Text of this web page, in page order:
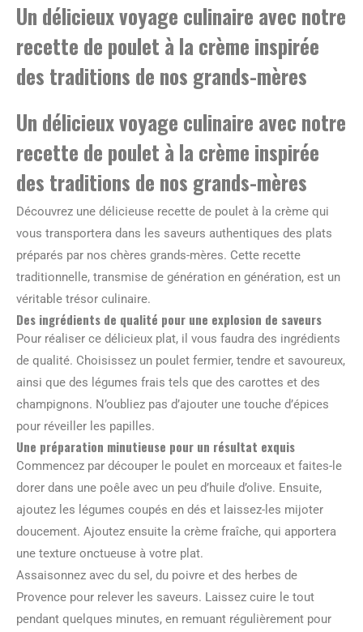
Un délicieux voyage culinaire avec notre
recette de poulet à la crème inspirée
des traditions de nos grands-mères
Un délicieux voyage culinaire avec notre
recette de poulet à la crème inspirée
des traditions de nos grands-mères
Découvrez une délicieuse recette de poulet à la crème qui
vous transportera dans les saveurs authentiques des plats
préparés par nos chères grands-mères. Cette recette
traditionnelle, transmise de génération en génération, est un
véritable trésor culinaire.
Des ingrédients de qualité pour une explosion de saveurs
Pour réaliser ce délicieux plat, il vous faudra des ingrédients
de qualité. Choisissez un poulet fermier, tendre et savoureux,
ainsi que des légumes frais tels que des carottes et des
champignons. N’oubliez pas d’ajouter une touche d’épices
pour réveiller les papilles.
Une préparation minutieuse pour un résultat exquis
Commencez par découper le poulet en morceaux et faites-le
dorer dans une poêle avec un peu d’huile d’olive. Ensuite,
ajoutez les légumes coupés en dés et laissez-les mijoter
doucement. Ajoutez ensuite la crème fraîche, qui apportera
une texture onctueuse à votre plat.
Assaisonnez avec du sel, du poivre et des herbes de
Provence pour relever les saveurs. Laissez cuire le tout
pendant quelques minutes, en remuant régulièrement pour